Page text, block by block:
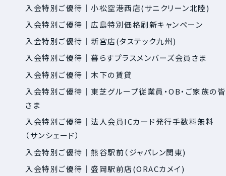
入会特別ご優待｜小松空港西店(サニクリーン北陸)
入会特別ご優待｜広島特別価格刷新キャンペーン
入会特別ご優待｜新宮店(タステック九州)
入会特別ご優待｜暮らすプラスメンバーズ会員さま
入会特別ご優待｜木下の賃貸
入会特別ご優待｜東芝グループ従業員・OB・ご家族の皆
さま
入会特別ご優待｜法人会員ICカード発行手数料無料
（サンシェード）
入会特別ご優待｜熊谷駅前（ジャパレン関東)
入会特別ご優待｜盛岡駅前店(ORACカメイ)